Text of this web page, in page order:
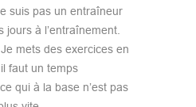
suis pas un entraîneur
à l’entraînement.
mets des exercices en
faut un temps
qui à la base n’est pas